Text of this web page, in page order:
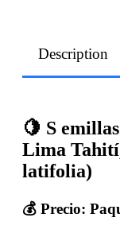
Description
🍋 S
Lima
latifolia)
💰 Precio: